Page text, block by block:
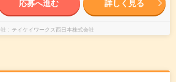
応募へ進む 詳しく見る
テイケイワークス西日本株式会社